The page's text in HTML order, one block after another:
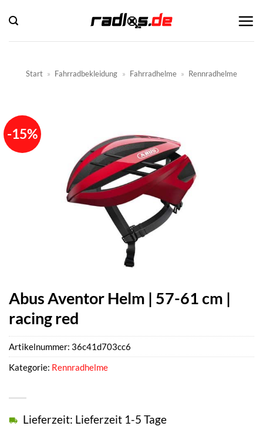
Inhalt
springen
Start » Fahrradbekleidung » Fahrradhelme » Rennradhelme
-15%
Abus Aventor Helm | 57-61 cm |
racing red
Lieferzeit: Lieferzeit 1-5 Tage
Artikelnummer: 36c41d703cc6
Kategorie: Rennradhelme